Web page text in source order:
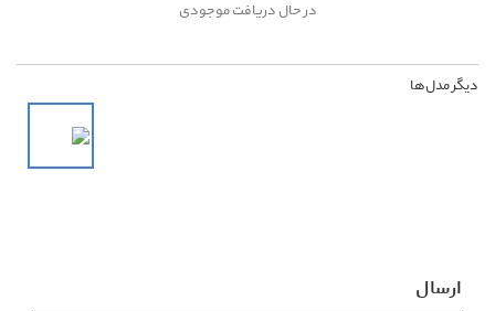
در حال دریافت موجودی
دیگر مدل‌ها
ارسال